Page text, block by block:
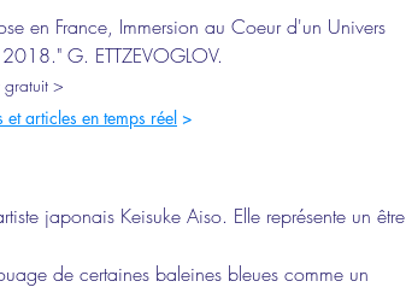
en France, Immersion au Coeur d'un Univers
G. ETTZEVOGLOV.​
gratuit >
articles en temps réel >
japonais Keisuke Aiso. Elle représente un être
de certaines baleines bleues comme un